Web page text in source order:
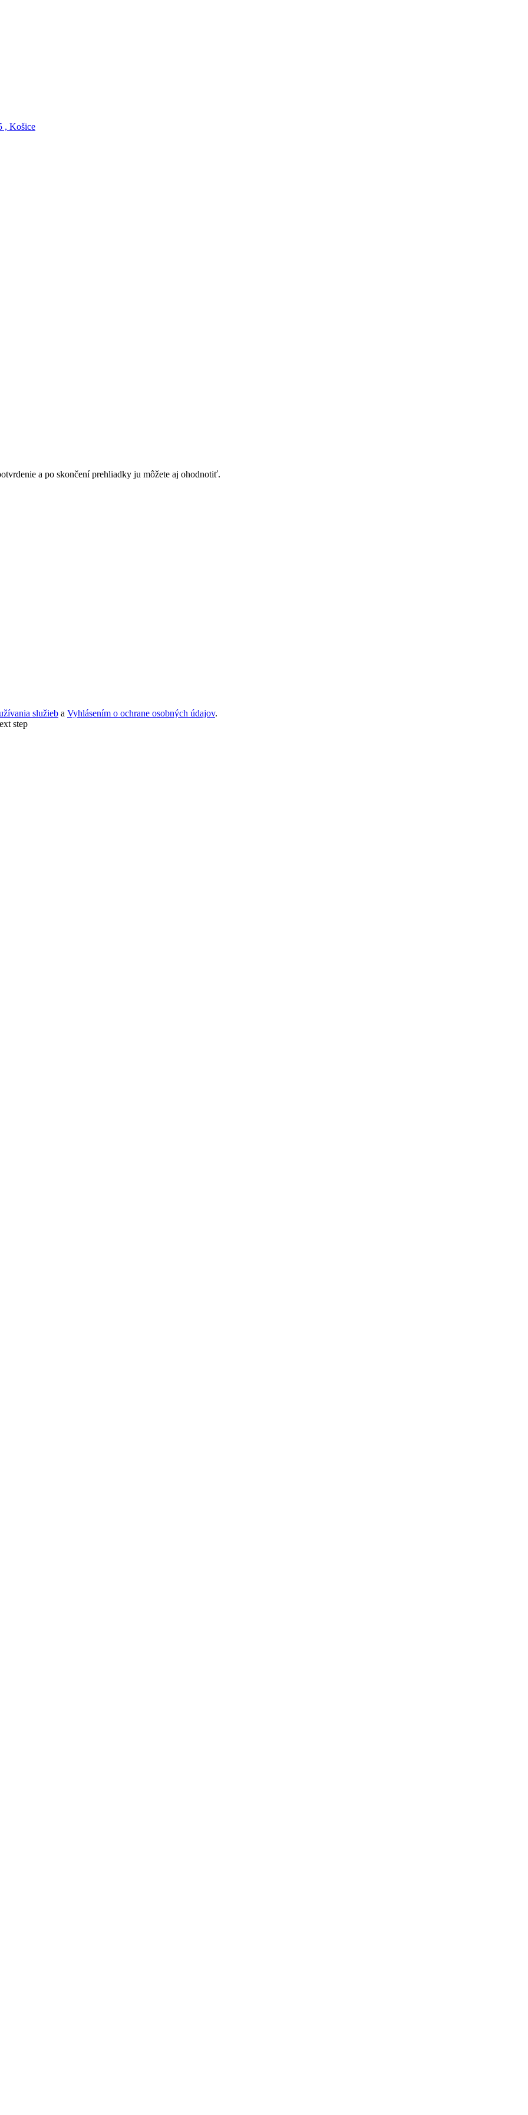
, Košice
a po skončení prehliadky ju môžete aj ohodnotiť.
služieb a Vyhlásením o ochrane osobných údajov.
step